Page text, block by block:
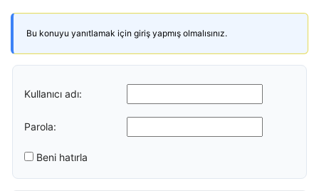
Bu konuyu yanıtlamak için giriş yapmış olmalısınız.
Kullanıcı adı:
Parola:
Beni hatırla